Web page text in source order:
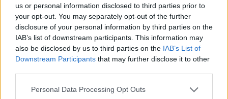
us or personal information disclosed to third parties prior to
your opt-out. You may separately opt-out of the further
disclosure of your personal information by third parties on the
IAB’s list of downstream participants. This information may
also be disclosed by us to third parties on the IAB’s List of
Downstream Participants that may further disclose it to other
Please note that this website/app uses one or more Google
Personal Data Processing Opt Outs
página.Volte para Gate.io e vá para
‘Exchange’. Estrondo! Que vista! As figuras que se
movem constantemente podem ser um pouco assustadoras,
mas relaxe, vamos colocar nossas cabeças em torno disso.
Além da (s) troca (s) acima, existem algumas trocas de
criptografia populares nas quais eles têm volumes